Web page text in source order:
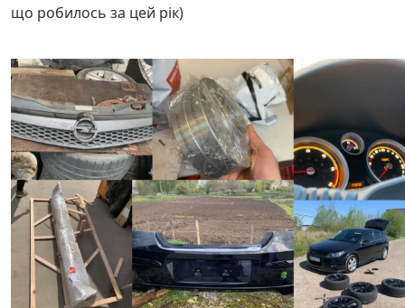
що робилось за цей рік)